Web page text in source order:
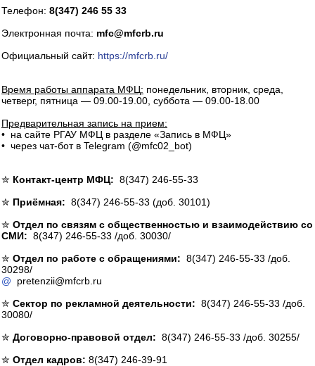
Телефон: 8(347) 246 55 33
Электронная почта: mfc@mfcrb.ru
Официальный сайт: https://mfcrb.ru/
Время работы аппарата МФЦ: понедельник, вторник, среда,
четверг, пятница — 09.00-19.00, суббота — 09.00-18.00
Предварительная запись на прием:
• на сайте РГАУ МФЦ в разделе «Запись в МФЦ»
• через чат-бот в Telegram (@mfc02_bot)
✮ Контакт-центр МФЦ: 8(347) 246-55-33
✮ Приёмная: 8(347) 246-55-33 (доб. 30101)
✮ Отдел по связям с общественностью и взаимодействию со
СМИ: 8(347) 246-55-33 /доб. 30030/
✮ Отдел по работе с обращениями: 8(347) 246-55-33 /доб.
30298/
@ pretenzii@mfcrb.ru
✮ Сектор по рекламной деятельности: 8(347) 246-55-33 /доб.
30080/
✮ Договорно-правовой отдел: 8(347) 246-55-33 /доб. 30255/
✮ Отдел кадров: 8(347) 246-39-91